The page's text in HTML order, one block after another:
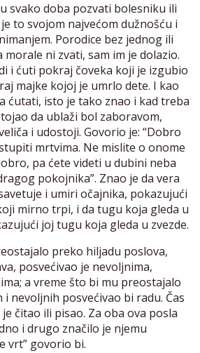
svako doba pozvati bolesniku ili
to svojom najvećom dužnošću i
Porodice bez jednog ili
ni zvati, sam im je dolazio.
i ćuti pokraj čoveka koji je izgubio
majke kojoj je umrlo dete. I kao
ćutati, isto je tako znao i kad treba
da ublaži bol zaboravom,
i udostoji. Govorio je: “Dobro
mrtvima. Ne mislite o onome
pa ćete videti u dubini neba
pokojnika”. Znao je da vera
i umiri očajnika, pokazujući
mirno trpi, i da tugu koja gleda u
joj tugu koja gleda u zvezde.
preko hiljadu poslova,
posvećivao je nevoljnima,
a vreme što bi mu preostajalo
nevoljnih posvećivao bi radu. Čas
čitao ili pisao. Za oba ova posla
i drugo značilo je njemu
vrt” govorio bi.